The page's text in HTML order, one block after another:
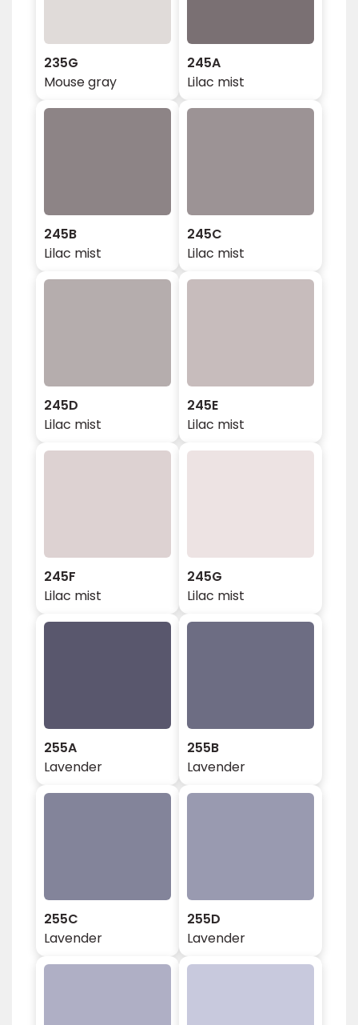
235G
Mouse gray
245A
Lilac mist
245B
Lilac mist
245C
Lilac mist
245D
Lilac mist
245E
Lilac mist
245F
Lilac mist
245G
Lilac mist
255A
Lavender
255B
Lavender
255C
Lavender
255D
Lavender